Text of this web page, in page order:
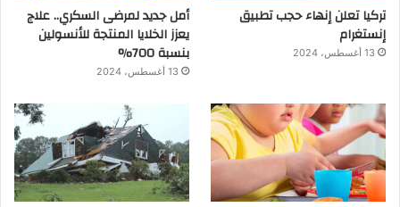
تركيا تعلن إنهاء حجب تطبيق
إنستغرام
13 أغسطس، 2024
أمل جديد لمرضى السكري.. علاج
يعزز الخلايا المنتجة للأنسولين
بنسبة 700%
13 أغسطس، 2024